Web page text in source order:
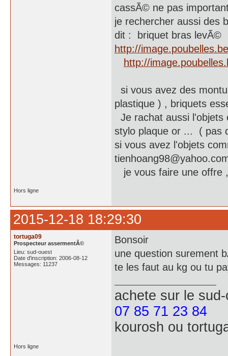
cassÃ© ne pas
je rechercher aussi des
dit : briquet bras levÃ©
http://
http://
si vous avez des
plastique ) , briquets
Je rachat aussi
stylo plaque or ... ( pas
si vous avez l'objets
je vous faire une offre
Hors ligne
2015-12-18 18:29:30
tortuga09
Prospecteur assermentÃ©
Lieu: sud-ouest
Date d'inscription: 2006-08-12
Messages: 11237
Bonsoir
une question surement
te les faut au kg ou tu
achete sur le
07 85 71 23 84
kourosh ou
Hors ligne